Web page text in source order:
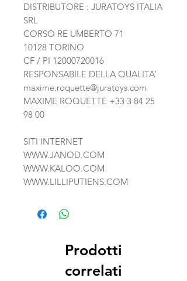
DISTRIBUTORE : JURATOYS ITALIA
SRL
CORSO RE UMBERTO 71
10128 TORINO
CF / PI 12000720016
RESPONSABILE DELLA QUALITA’
maxime.roquette@juratoys.com
MAXIME ROQUETTE +33 3 84 25
98 00
SITI INTERNET
WWW.JANOD.COM
WWW.KALOO.COM
WWW.LILLIPUTIENS.COM
Prodotti
correlati